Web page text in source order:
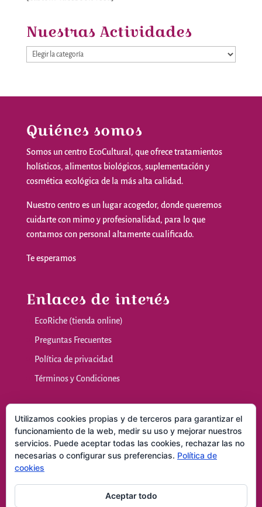
Nuestras Actividades
Nuestras
Quiénes somos
Somosuncentro EcoCultural , que ofrece tratamientos
holísticos, alimentos biológicos, suplementacióny
cosmética ecológica de la más alta calidad.
Nuestro centro es un lugar acogedor, donde queremos
cuidartecon mimoy profesionalidad, para loque
contamoscon personal altamente cualificado.
Te esperamos
Enlaces de interés
EcoRiche (tienda online)
Preguntas Frecuentes
Política de privacidad
Términos y Condiciones
Nuestras sala
Masajes y Técnicas Naturales
Consultas
Contacto
Utilizamos cookies propias y de terceros para garantizar el
funcionamiento de la web, medir su uso y mejorar nuestros
servicios. Puede aceptar todas las cookies, rechazar las no
necesarias o configurar sus preferencias. Política de
cookies
Aceptar todo